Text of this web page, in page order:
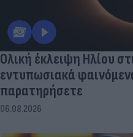
Ολική έκλειψη Ηλίου
εντυπωσιακά
παρατηρήσετε
06.08.2026